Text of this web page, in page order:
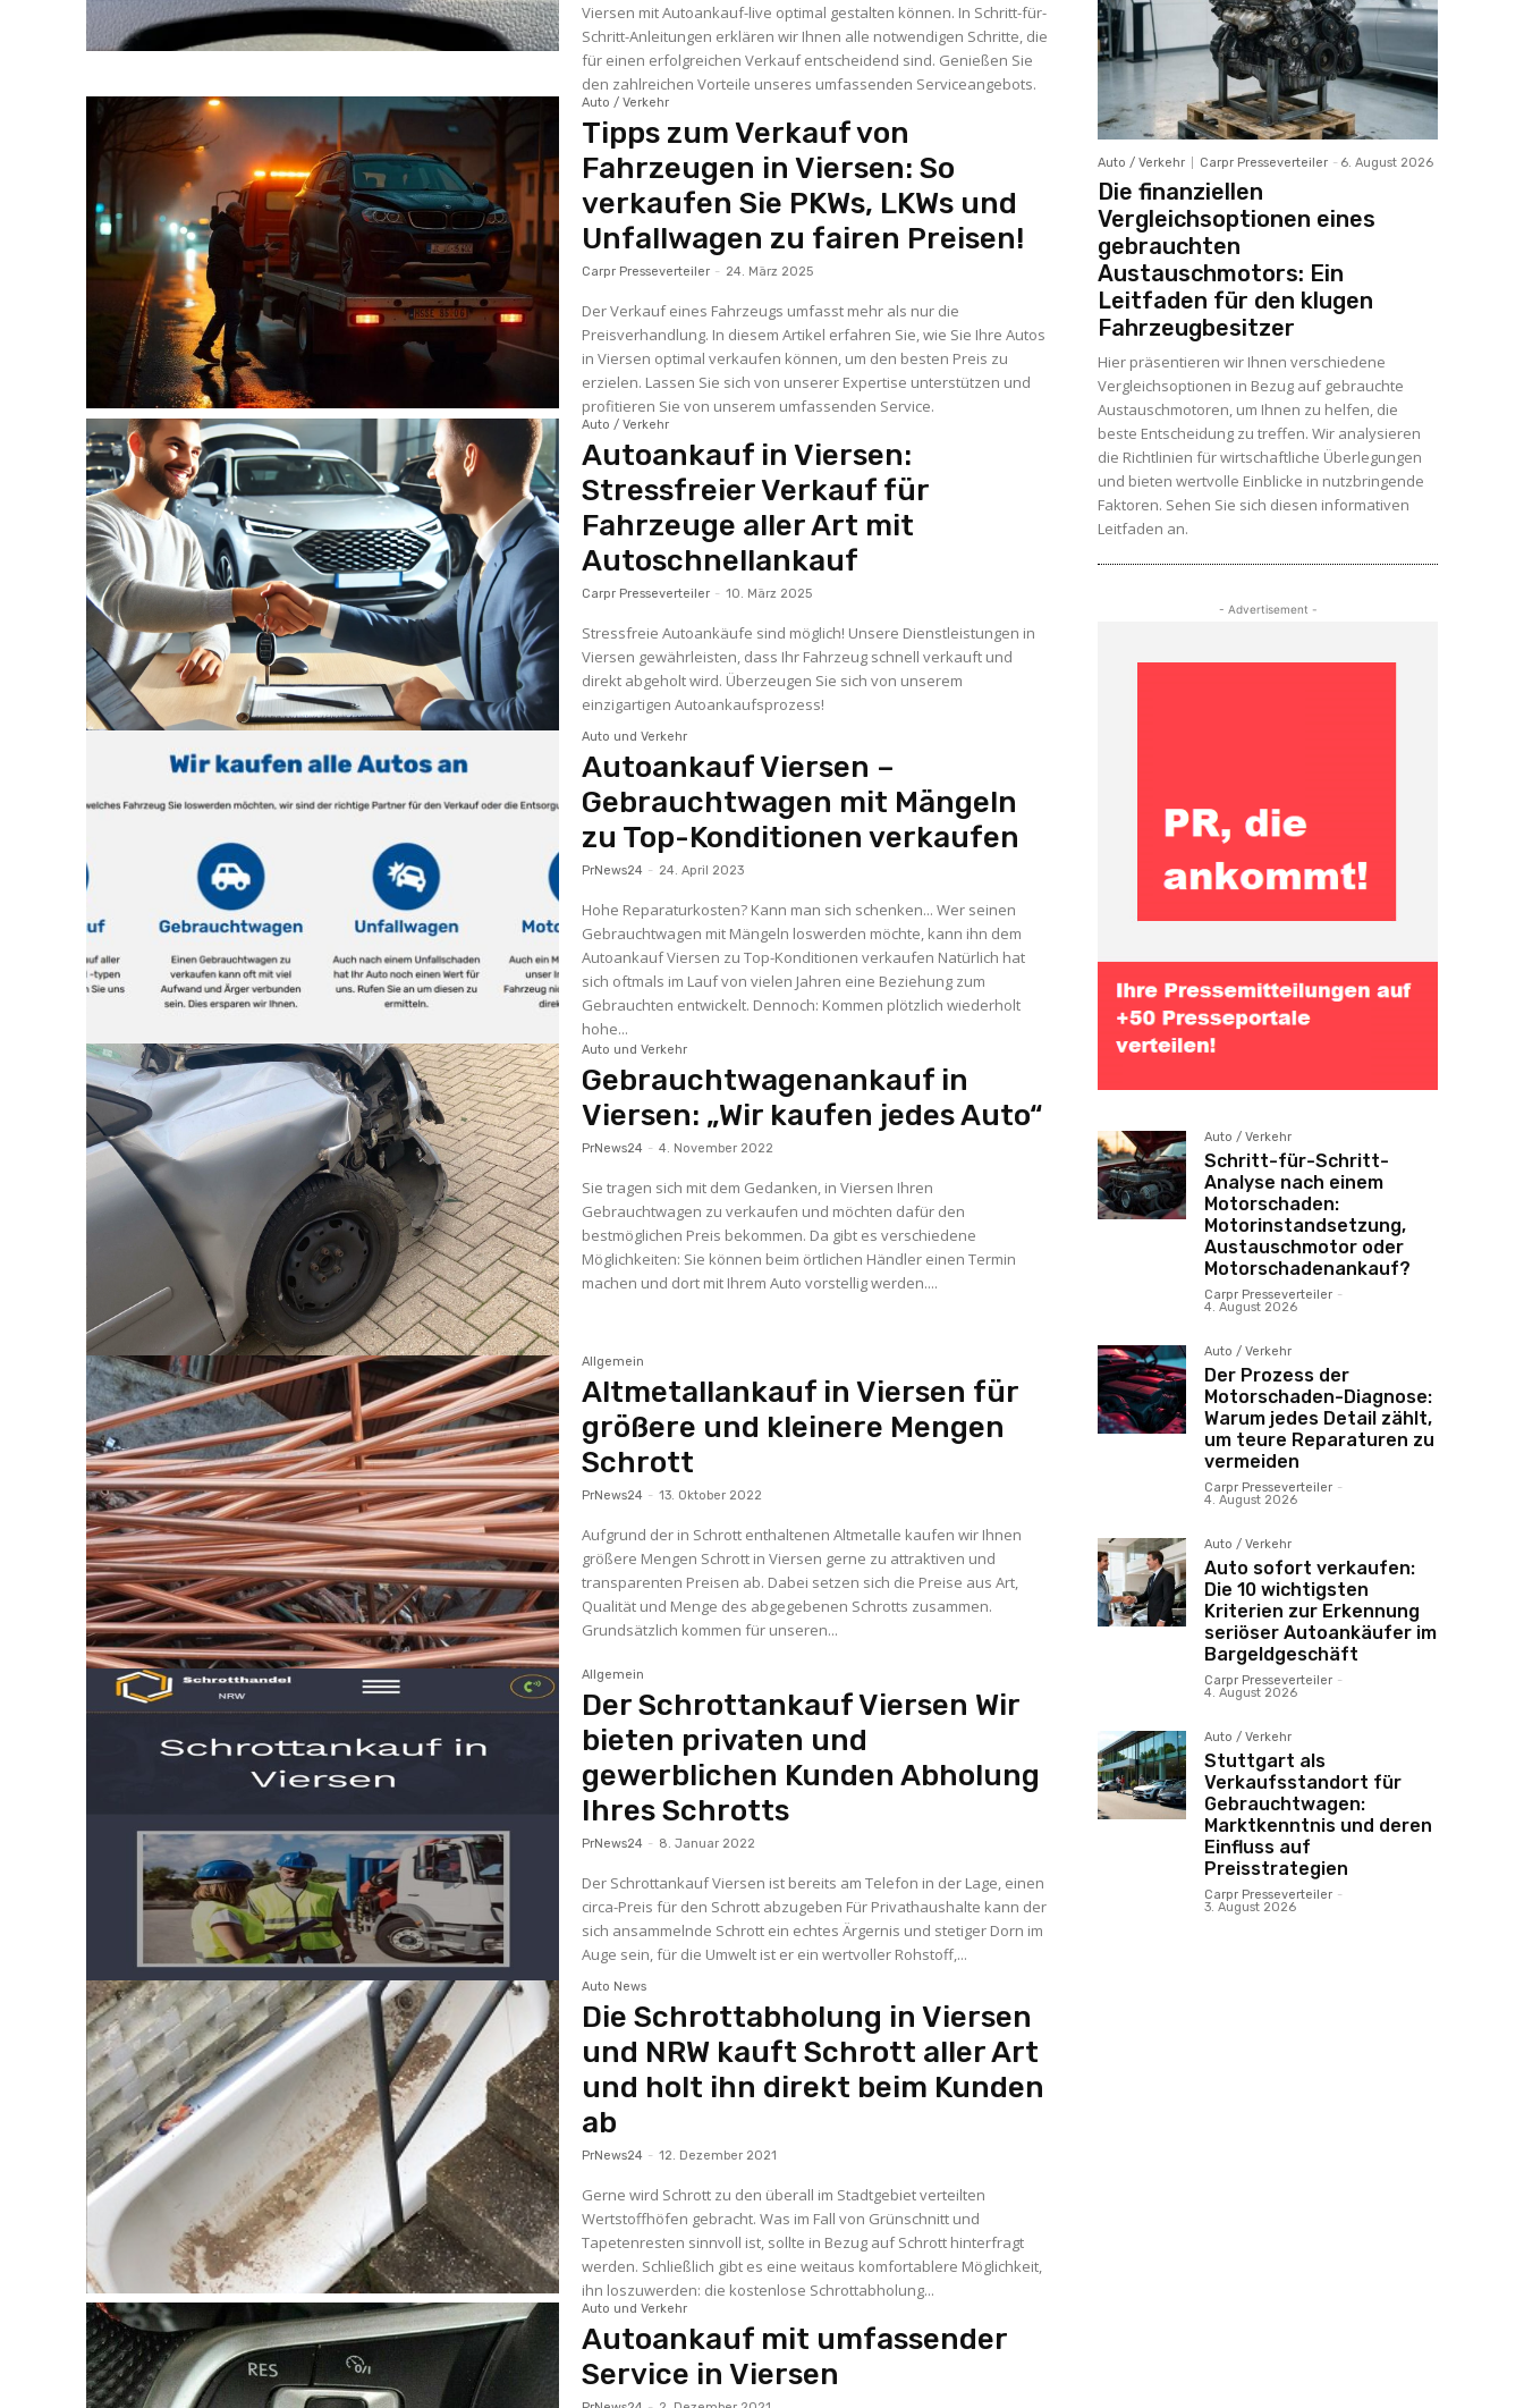
Viersen mit Autoankauf-live optimal gestalten können. In Schritt-für-
Schritt-Anleitungen erklären wir Ihnen alle notwendigen Schritte, die
für einen erfolgreichen Verkauf entscheidend sind. Genießen Sie
den zahlreichen Vorteile unseres umfassenden Serviceangebots.
Auto / Verkehr
Tipps zum Verkauf von
Fahrzeugen in Viersen: So
verkaufen Sie PKWs, LKWs und
Unfallwagen zu fairen Preisen!
Carpr Presseverteiler - 24. März 2025
Der Verkauf eines Fahrzeugs umfasst mehr als nur die
Preisverhandlung. In diesem Artikel erfahren Sie, wie Sie Ihre Autos
in Viersen optimal verkaufen können, um den besten Preis zu
erzielen. Lassen Sie sich von unserer Expertise unterstützen und
profitieren Sie von unserem umfassenden Service.
Auto / Verkehr
Autoankauf in Viersen:
Stressfreier Verkauf für
Fahrzeuge aller Art mit
Autoschnellankauf
Carpr Presseverteiler - 10. März 2025
Stressfreie Autoankäufe sind möglich! Unsere Dienstleistungen in
Viersen gewährleisten, dass Ihr Fahrzeug schnell verkauft und
direkt abgeholt wird. Überzeugen Sie sich von unserem
einzigartigen Autoankaufsprozess!
Auto und Verkehr
Autoankauf Viersen –
Gebrauchtwagen mit Mängeln
zu Top-Konditionen verkaufen
PrNews24 - 24. April 2023
Hohe Reparaturkosten? Kann man sich schenken... Wer seinen
Gebrauchtwagen mit Mängeln loswerden möchte, kann ihn dem
Autoankauf Viersen zu Top-Konditionen verkaufen Natürlich hat
sich oftmals im Lauf von vielen Jahren eine Beziehung zum
Gebrauchten entwickelt. Dennoch: Kommen plötzlich wiederholt
hohe...
Auto und Verkehr
Gebrauchtwagenankauf in
Viersen: „Wir kaufen jedes Auto“
PrNews24 - 4. November 2022
Sie tragen sich mit dem Gedanken, in Viersen Ihren
Gebrauchtwagen zu verkaufen und möchten dafür den
bestmöglichen Preis bekommen. Da gibt es verschiedene
Möglichkeiten: Sie können beim örtlichen Händler einen Termin
machen und dort mit Ihrem Auto vorstellig werden....
Allgemein
Altmetallankauf in Viersen für
größere und kleinere Mengen
Schrott
PrNews24 - 13. Oktober 2022
Aufgrund der in Schrott enthaltenen Altmetalle kaufen wir Ihnen
größere Mengen Schrott in Viersen gerne zu attraktiven und
transparenten Preisen ab. Dabei setzen sich die Preise aus Art,
Qualität und Menge des abgegebenen Schrotts zusammen.
Grundsätzlich kommen für unseren...
Allgemein
Der Schrottankauf Viersen Wir
bieten privaten und
gewerblichen Kunden Abholung
Ihres Schrotts
PrNews24 - 8. Januar 2022
Der Schrottankauf Viersen ist bereits am Telefon in der Lage, einen
circa-Preis für den Schrott abzugeben Für Privathaushalte kann der
sich ansammelnde Schrott ein echtes Ärgernis und stetiger Dorn im
Auge sein, für die Umwelt ist er ein wertvoller Rohstoff,...
Auto News
Die Schrottabholung in Viersen
und NRW kauft Schrott aller Art
und holt ihn direkt beim Kunden
ab
PrNews24 - 12. Dezember 2021
Gerne wird Schrott zu den überall im Stadtgebiet verteilten
Wertstoffhöfen gebracht. Was im Fall von Grünschnitt und
Tapetenresten sinnvoll ist, sollte in Bezug auf Schrott hinterfragt
werden. Schließlich gibt es eine weitaus komfortablere Möglichkeit,
ihn loszuwerden: die kostenlose Schrottabholung...
Auto und Verkehr
Autoankauf mit umfassender
Service in Viersen
Auto / Verkehr Carpr Presseverteiler - 6. August 2026
Die finanziellen
Vergleichsoptionen eines
gebrauchten
Austauschmotors: Ein
Leitfaden für den klugen
Fahrzeugbesitzer
Hier präsentieren wir Ihnen verschiedene
Vergleichsoptionen in Bezug auf gebrauchte
Austauschmotoren, um Ihnen zu helfen, die
beste Entscheidung zu treffen. Wir analysieren
die Richtlinien für wirtschaftliche Überlegungen
und bieten wertvolle Einblicke in nutzbringende
Faktoren. Sehen Sie sich diesen informativen
Leitfaden an.
- Advertisement -
Auto / Verkehr
Schritt-für-Schritt-
Analyse nach einem
Motorschaden:
Motorinstandsetzung,
Austauschmotor oder
Motorschadenankauf?
Carpr Presseverteiler -
4. August 2026
Auto / Verkehr
Der Prozess der
Motorschaden-Diagnose:
Warum jedes Detail zählt,
um teure Reparaturen zu
vermeiden
Carpr Presseverteiler -
4. August 2026
Auto / Verkehr
Auto sofort verkaufen:
Die 10 wichtigsten
Kriterien zur Erkennung
seriöser Autoankäufer im
Bargeldgeschäft
Carpr Presseverteiler -
4. August 2026
Auto / Verkehr
Stuttgart als
Verkaufsstandort für
Gebrauchtwagen:
Marktkenntnis und deren
Einfluss auf
Preisstrategien
Carpr Presseverteiler -
3. August 2026